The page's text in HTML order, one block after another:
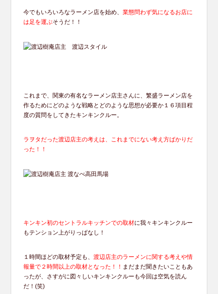
今でもいろいろなラーメン店を始め、 業態問わず気になるお店に
は足を運ぶそうだ！！
これまで、関東の有名なラーメン店主さんに、繁盛ラーメン店を
作るためにどのような戦略とどのような思想が必要か１６項目程
度の質問をしてきたキンキンクルー。
ラヲタだった渡辺店主の考えは、これまでにない考え方ばかりだ
った！！
キンキン初のセントラルキッチンでの取材に我々キンキンクルー
もテンション上がりっぱなし！
１時間ほどの取材予定も、 渡辺店主のラーメンに関する考えや情
報量で２時間以上の取材となった！！ まだまだ聞きたいこともあ
ったが、さすがに図々しいキンキンクルーも今回は空気を読ん
だ！(笑)